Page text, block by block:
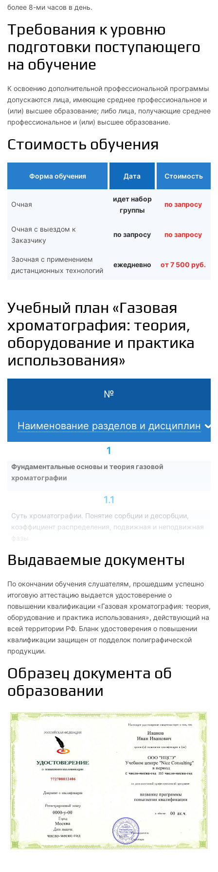
более 8-ми часов в день.
Требования к уровню
подготовки поступающего
на обучение
К освоению дополнительной профессиональной программы
допускаются лица, имеющие среднее профессиональное и
(или) высшее образование; либо лица, получающие среднее
профессиональное и (или) высшее образование.
Стоимость обучения
Форма обучения Дата Стоимость
Очная
идет набор
группы
по запросу
Очная с выездом к
Заказчику
по запросу по запросу
Заочная с применением
дистанционных технологий
ежедневно от 7 500 руб.
Учебный план «Газовая
хроматография: теория,
оборудование и практика
использования»
№
Наименование разделов и дисциплин
1
Фундаментальные основы и теория газовой
хроматографии
1.1
Суть хроматографии. Понятие сорбции и десорбции,
коэффициент распределения, подвижная и неподвижная
1.2
удерживания (время, объем), ширина пика, понятие
симметричности (фактор хвостования)
1.3
Эффективность колонки: теория тарелок (ВЭТТ) и теория
1.4
Факторы, влияющие на разделение: природа неподвижной
Аппаратурное оформление (газовый хроматограф)
Системы подготовки и ввода газа: генераторы и баллоны с
газами, система очистки (ловушки), блоки регулировки
давления и расхода (ЭПУ)
2.2
Устройства ввода проб (Инжекторы): делители/
Выдаваемые документы
По окончании обучения слушателям, прошедшим успешно
итоговую аттестацию выдается удостоверение о
повышении квалификации «Газовая хроматография: теория,
оборудование и практика использования», действующий на
всей территории РФ. Бланк удостоверения о повышении
квалификации защищен от подделок полиграфической
продукции.
Образец документа об
образовании